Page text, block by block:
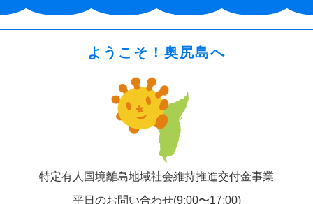
ようこそ！奥尻島へ
特定有人国境離島地域社会維持推進交付金事業
平日のお問い合わせ(9:00〜17:00)